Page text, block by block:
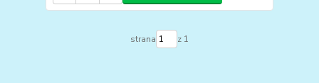
strana z 1